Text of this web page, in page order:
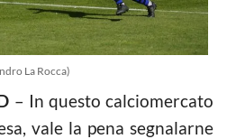
La Rocca)
– In questo calciomercato
vale la pena segnalarne